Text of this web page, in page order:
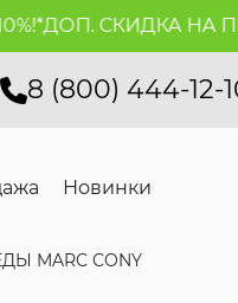
ДОП. СКИДКА НА
8 (800) 444-12-
Новинки
MARC CONY